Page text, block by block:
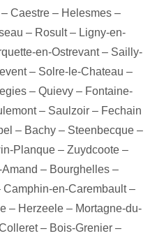
– Caestre – Helesmes –
– Rosult– Ligny-en-
en-Ostrevant– Sailly-
– Solre-le-Chateau –
– Quievy – Fontaine-
– Saulzoir– Fechain
– Bachy – Steenbecque –
Planque– Zuydcoote–
– Bourghelles–
Camphin-en-Carembault–
– Herzeele – Mortagne-du-
– Bois-Grenier –